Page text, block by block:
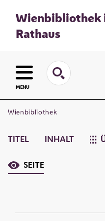
Wienbibliothek
Rathaus
MENU
Wienbibliothek
TITEL INHALT
SEITE